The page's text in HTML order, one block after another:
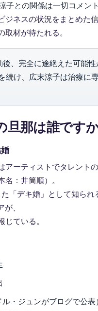
子との関係は一切コメン
ジネスの状況をまとめた
材が待たれる。
、完全に途絶えた可能
続け、広末涼子は治療に
旦那は誰です
アーティストでタレントの
名：井筒順）。
「デキ婚」として知られ
、
ている。
・ジュンがブログで公表